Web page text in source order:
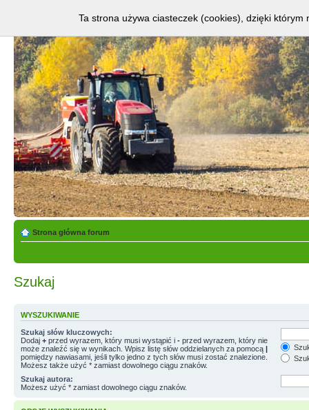
Strona główna forum
Szukaj
WYSZUKIWANIE
Szukaj słów kluczowych:
Dodaj + przed wyrazem, który musi wystąpić i - przed wyrazem, który nie
może znaleźć się w wynikach. Wpisz listę słów oddzielanych za pomocą |
pomiędzy nawiasami, jeśli tylko jedno z tych słów musi zostać znalezione.
Możesz także użyć * zamiast dowolnego ciągu znaków.
Szukaj autora:
Możesz użyć * zamiast dowolnego ciągu znaków.
Ta strona używa ciasteczek (cookies), dzięki którym